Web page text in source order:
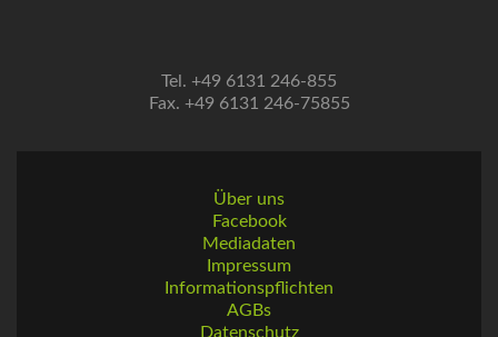
Tel. +49 6131 246-855
Fax. +49 6131 246-75855
Über uns
Facebook
Mediadaten
Impressum
Informationspflichten
AGBs
Datenschutz